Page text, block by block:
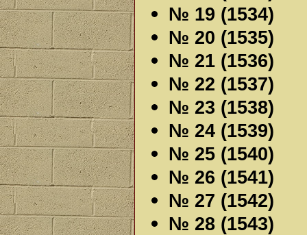
№ 19 (1534)
№ 20 (1535)
№ 21 (1536)
№ 22 (1537)
№ 23 (1538)
№ 24 (1539)
№ 25 (1540)
№ 26 (1541)
№ 27 (1542)
№ 28 (1543)